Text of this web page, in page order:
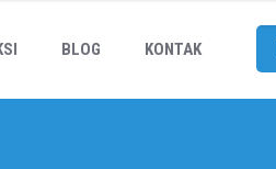
BLOG KONTAK